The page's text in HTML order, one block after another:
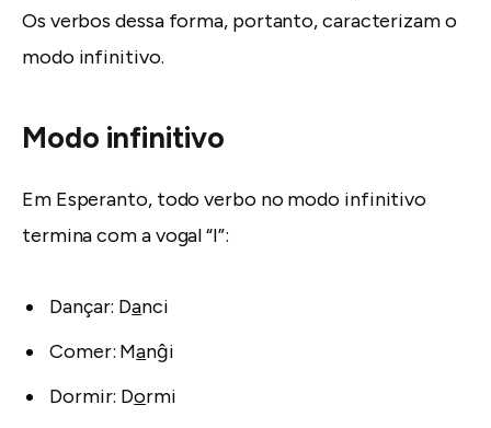
Os verbos dessa forma, portanto, caracterizam o
modo infinitivo.
Modo infinitivo
Em Esperanto, todo verbo no modo infinitivo
termina com a vogal “I”:
Dançar: Danci
Comer: Manĝi
Dormir: Dormi